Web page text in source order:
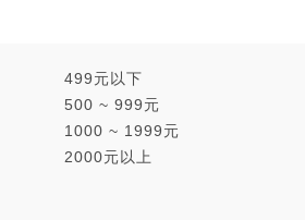
499元以下
500 ~ 999元
1000 ~ 1999元
2000元以上